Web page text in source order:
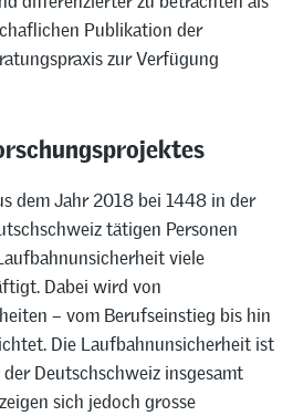
Publikation der
zur Verfügung
dem Jahr 2018 bei 1448 in der
tätigen Personen
viele
Dabei wird von
– vom Berufseinstieg bis hin
Die Laufbahnunsicherheit ist
Deutschschweiz insgesamt
sich jedoch grosse